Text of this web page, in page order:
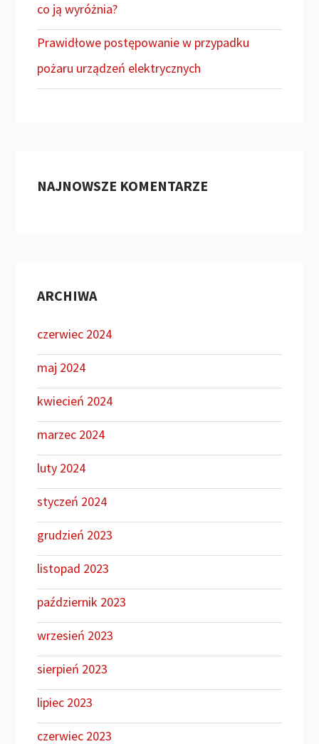
co ją wyróżnia?
Prawidłowe postępowanie w przypadku
pożaru urządzeń elektrycznych
NAJNOWSZE KOMENTARZE
ARCHIWA
czerwiec 2024
maj 2024
kwiecień 2024
marzec 2024
luty 2024
styczeń 2024
grudzień 2023
listopad 2023
październik 2023
wrzesień 2023
sierpień 2023
lipiec 2023
czerwiec 2023